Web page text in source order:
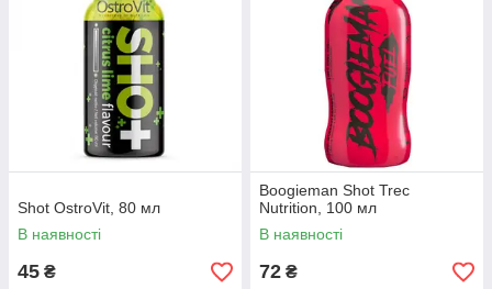
Shot OstroVit, 80 мл
В наявності
45 ₴
Boogieman Shot Trec
Nutrition, 100 мл
В наявності
72 ₴